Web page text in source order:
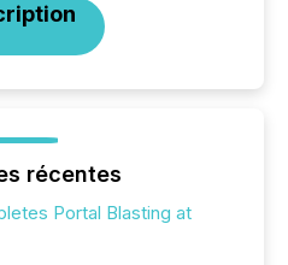
récentes
Portal Blasting at